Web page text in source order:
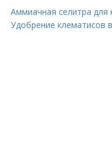
Аммиачная селитра для
Удобрение клематисов